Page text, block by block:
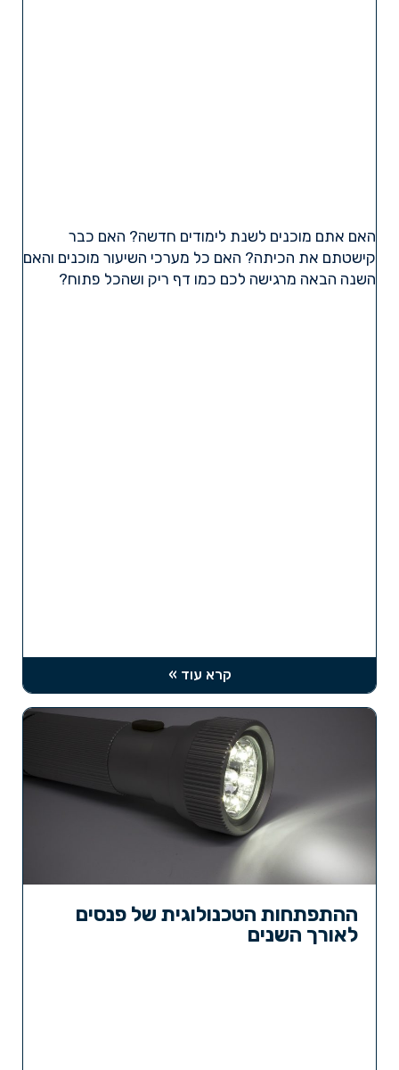
האם אתם מוכנים לשנת לימודים חדשה? האם כבר
קישטתם את הכיתה? האם כל מערכי השיעור מוכנים והאם
השנה הבאה מרגישה לכם כמו דף ריק ושהכל פתוח?
קרא עוד »
ההתפתחות הטכנולוגית של פנסים
לאורך השנים